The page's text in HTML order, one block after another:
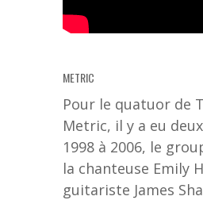
METRIC
Pour le quatuor de
Metric, il y a eu
1998 à 2006, le
la chanteuse Emily
guitariste James